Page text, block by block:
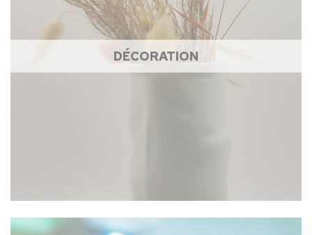
DÉCORATION